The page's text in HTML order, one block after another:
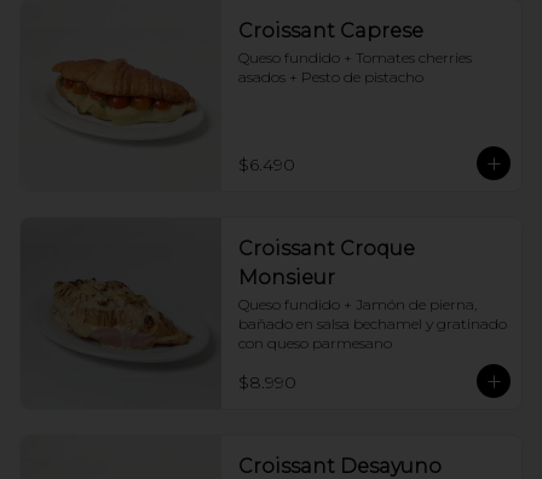
Croissant Caprese
Queso fundido + Tomates cherries
asados + Pesto de pistacho
$6.490
Croissant Croque
Monsieur
Queso fundido + Jamón de pierna,
bañado en salsa bechamel y gratinado
con queso parmesano
$8.990
Croissant Desayuno